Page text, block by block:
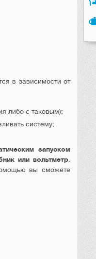
в зависимости от
либо с таковым);
систему;
запуском
или вольтметр
вы сможете